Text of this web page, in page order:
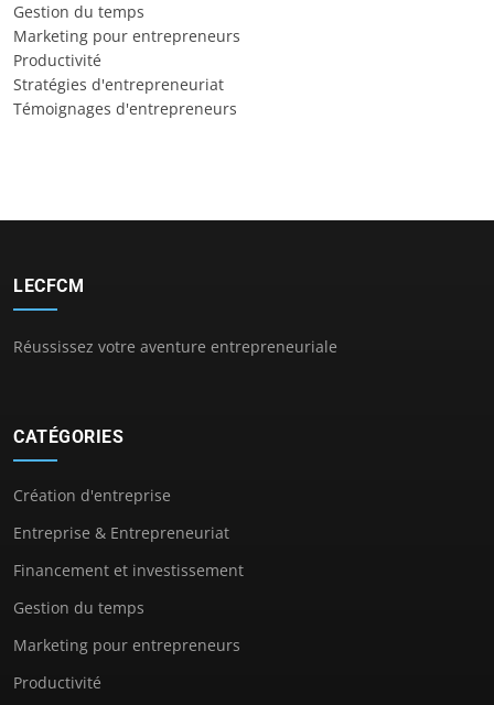
Gestion du temps
Marketing pour entrepreneurs
Productivité
Stratégies d'entrepreneuriat
Témoignages d'entrepreneurs
LECFCM
Réussissez votre aventure entrepreneuriale
CATÉGORIES
Création d'entreprise
Entreprise & Entrepreneuriat
Financement et investissement
Gestion du temps
Marketing pour entrepreneurs
Productivité